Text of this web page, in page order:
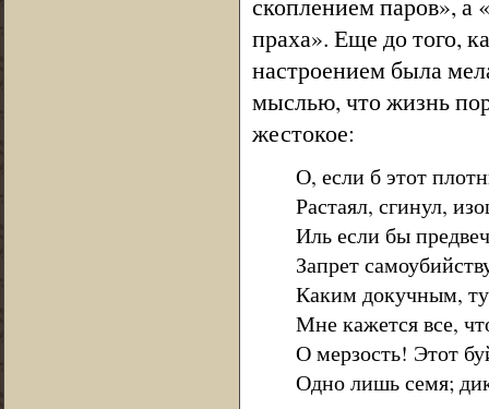
праха». Еще до того,
настроением была
мыслью, что жизнь
жестокое:
О, если б этот
Растаял, сгинул,
Иль если бы
Запрет
Каким докучным,
Мне кажется все,
О мерзость! Этот
Одно лишь семя;